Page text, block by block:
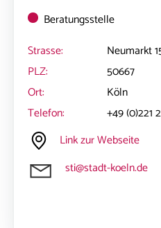
Beratungsstelle
Strasse:
Neumarkt
PLZ:
50667
Ort:
Köln
Telefon:
+49 (0)221
Link zur Webseite
sti@stadt-koeln.de